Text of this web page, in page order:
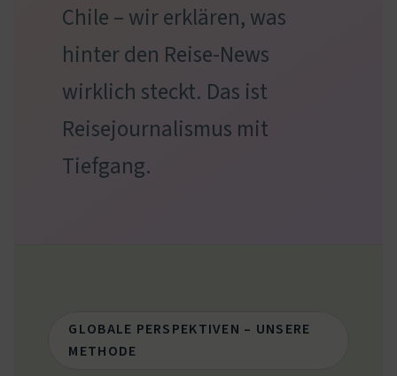
Chile – wir erklären, was
hinter den Reise-News
wirklich steckt. Das ist
Reisejournalismus mit
Tiefgang.
GLOBALE PERSPEKTIVEN – UNSERE
METHODE